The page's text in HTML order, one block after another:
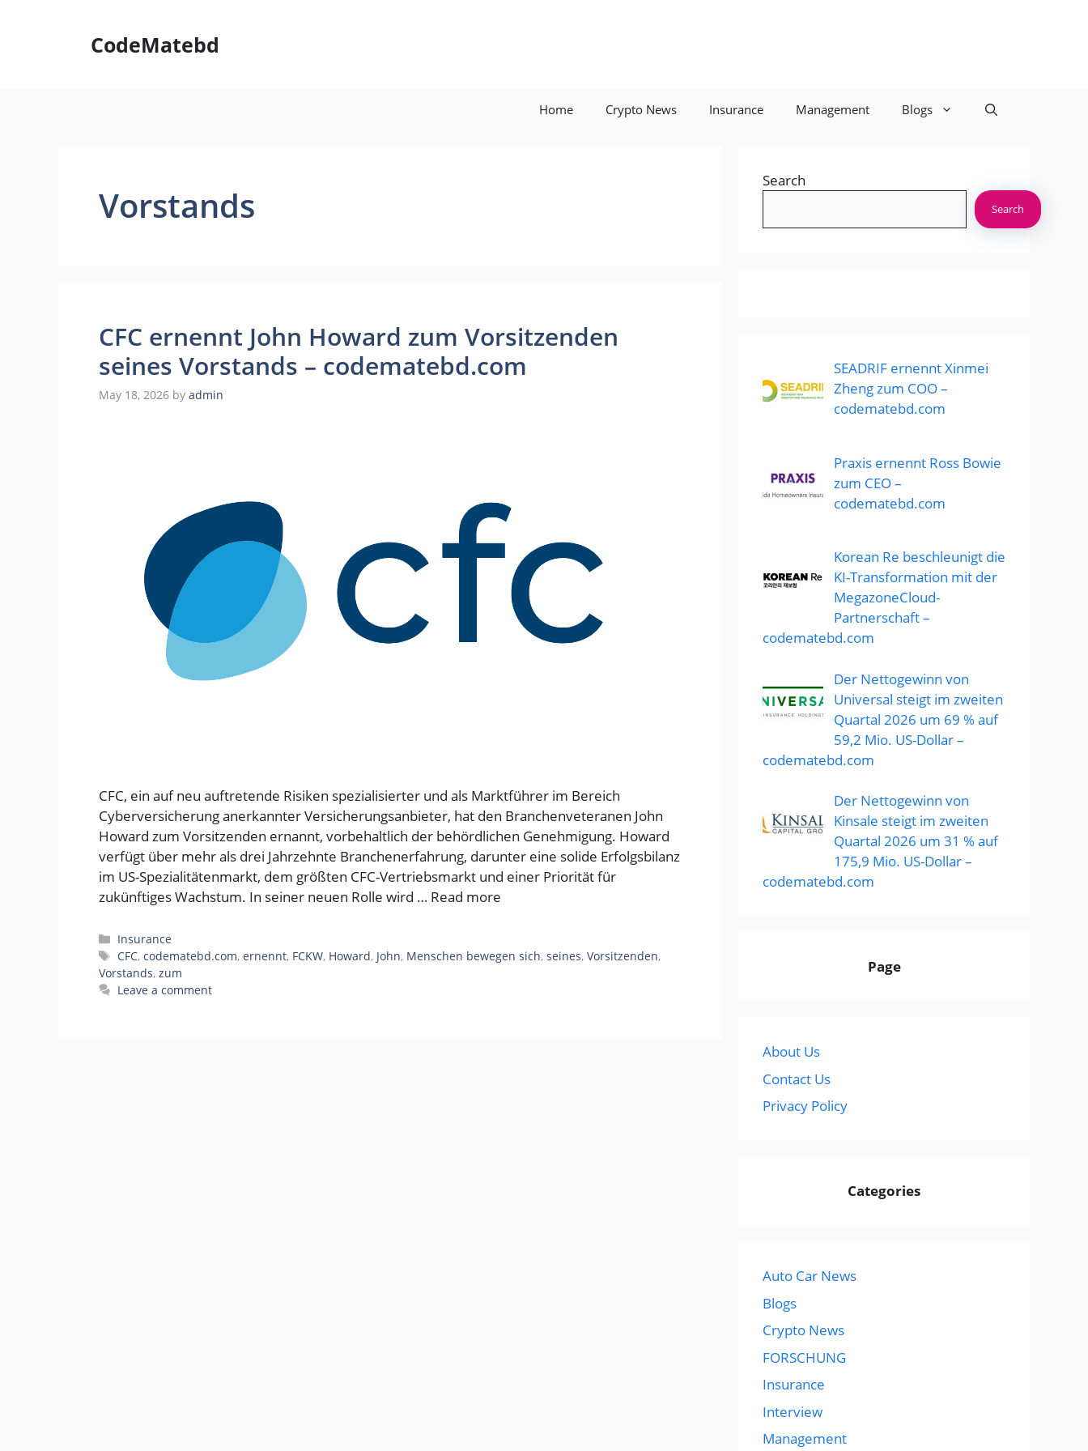
CodeMatebd
Home Crypto News Insurance Management Blogs
Vorstands
CFC ernennt John Howard zum Vorsitzenden
seines Vorstands – codematebd.com
May 18, 2026 by admin
CFC, ein auf neu auftretende Risiken spezialisierter und als Marktführer im Bereich
Cyberversicherung anerkannter Versicherungsanbieter, hat den Branchenveteranen John
Howard zum Vorsitzenden ernannt, vorbehaltlich der behördlichen Genehmigung. Howard
verfügt über mehr als drei Jahrzehnte Branchenerfahrung, darunter eine solide Erfolgsbilanz
im US-Spezialitätenmarkt, dem größten CFC-Vertriebsmarkt und einer Priorität für
zukünftiges Wachstum. In seiner neuen Rolle wird … Read more
Categories
Insurance
Tags
CFC,codematebd.com,ernennt, FCKW, Howard, John, Menschen bewegen sich,seines,Vorsitzenden,
Vorstands, zum
Leave a comment
Search
Search
SEADRIF ernennt Xinmei
Zheng zum COO –
codematebd.com
Praxis ernennt Ross Bowie
zum CEO –
codematebd.com
Korean Re beschleunigt die
KI-Transformation mit der
MegazoneCloud-
Partnerschaft –
codematebd.com
Der Nettogewinn von
Universal steigt im zweiten
Quartal 2026 um 69 % auf
59,2 Mio. US-Dollar –
codematebd.com
Der Nettogewinn von
Kinsale steigt im zweiten
Quartal 2026 um 31 % auf
175,9 Mio. US-Dollar –
codematebd.com
Page
About Us
Contact Us
Privacy Policy
Categories
Auto Car News
Blogs
Crypto News
FORSCHUNG
Insurance
Interview
Management